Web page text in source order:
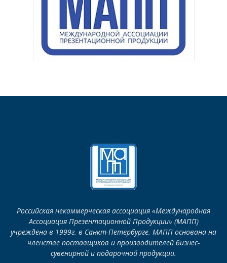
Российская некоммерческая ассоциация «Международная
Ассоциация Презентационной Продукции» (МАПП)
учреждена в 1999г. в Санкт-Петербурге. МАПП основана на
членстве поставщиков и производителей бизнес-
сувенирной и подарочной продукции.